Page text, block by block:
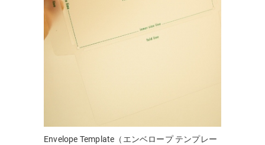
Envelope Template（エンベロープ テンプレー